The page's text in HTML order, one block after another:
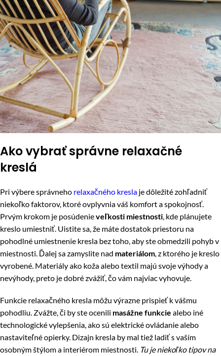
Ako vybrať správne relaxačné
kreslá
Pri výbere správneho relaxačného kresla je dôležité zohľadniť
niekoľko faktorov, ktoré ovplyvnia váš komfort a spokojnosť.
Prvým krokom je posúdenieveľkosti miestnosti , kde plánujete
kreslo umiestniť. Uistite sa, že máte dostatok priestoru na
pohodlné umiestnenie kresla bez toho, aby ste obmedzili pohyb v
miestnosti. Ďalej sa zamyslite nad materiálom , z ktorého je kreslo
vyrobené. Materiály ako koža alebo textil majú svoje výhody a
nevýhody, preto je dobré zvážiť, čo vám najviac vyhovuje.
Funkcie relaxačného kresla môžu výrazne prispieť k vášmu
pohodliu. Zvážte, či by ste ocenili masážne funkcie alebo iné
technologické vylepšenia, ako sú elektrické ovládanie alebo
nastaviteľné opierky. Dizajn kresla by mal tiež ladiť s vaším
osobným štýlom a interiérom miestnosti. Tu je niekoľko tipov na